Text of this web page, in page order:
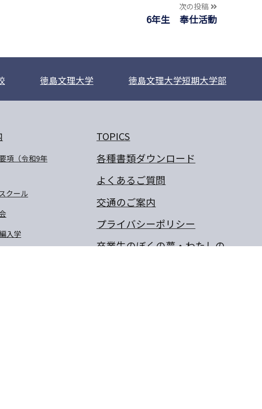
次の投稿
6年生 奉仕活動
徳島文理大学 徳島文理大学短期大学部
項（令和9年
クール
入学
TOPICS
各種書類ダウンロード
よくあるご質問
交通のご案内
プライバシーポリシー
卒業生のぼくの夢・わたしの